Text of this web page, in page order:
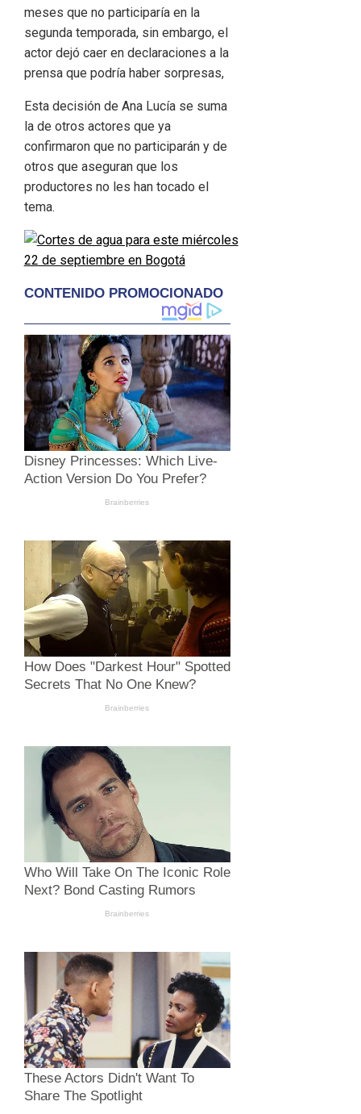
meses que no participaría en la
segunda temporada, sin embargo, el
actor dejó caer en declaraciones a la
prensa que podría haber sorpresas,
Esta decisión de Ana Lucía se suma
la de otros actores que ya
confirmaron que no participarán y de
otros que aseguran que los
productores no les han tocado el
tema.